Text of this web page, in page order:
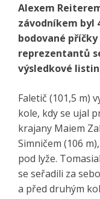
Alexem
závodníkem byl
bodované
reprezentantů
výsledkové
Faletič (101,5 m)
kole, kdy se ujal
krajany Maiem
Simničem (106
pod lyže.
se seřadili za
a před druhým